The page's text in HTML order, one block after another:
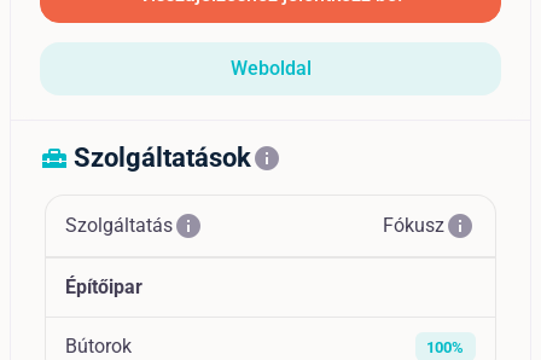
Weboldal
home_repair_service Szolgáltatásokinfo
Szolgáltatásinfo Fókuszinfo
Építőipar
Bútorok 100%